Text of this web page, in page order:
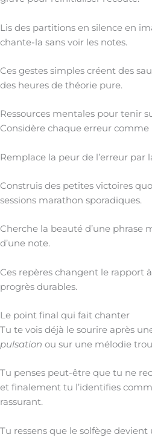
Lis des partitions en silence en
chante-la sans voir les notes.
Ces gestes simples créent des
des heures de théorie pure.
Ressources mentales pour tenir
Considère chaque erreur comme
Remplace la peur de l’erreur par
Construis des petites victoires
sessions marathon sporadiques.
Cherche la beauté d’une phrase
d’une note.
Ces repères changent le rapport
progrès durables.
Le point final qui fait chanter
Tu te vois déjà le sourire après
pulsation ou sur une mélodie
Tu penses peut-être que tu ne
et finalement tu l’identifies
rassurant.
Tu ressens que le solfège